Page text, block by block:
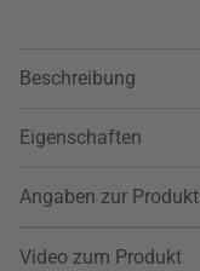
Beschreibung
Eigenschaften
Angaben zur
Video zum Produkt